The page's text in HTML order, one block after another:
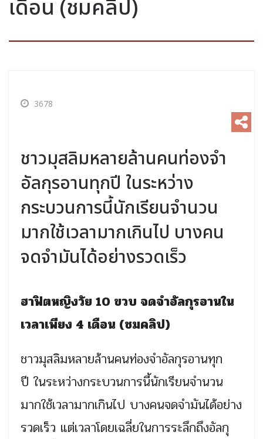
เดือน (ชมคลิป)
3678
ชาวมุสลิมหลายล้านคนท่องจำ
อัลกุรอานทุกปี ในระหว่าง
กระบวนการนี้นักเรียนจำนวน
มากใช้เวลามากเกินไป บางคน
จดจำมันได้อย่างรวดเร็ว
ฮาฟิตหญิงวัย 10 ขวบ จดจำอัลกุรอานใน
เวลาเพียง 4 เดือน (ชมคลิป)
ชาวมุสลิมหลายล้านคนท่องจำอัลกุรอานทุก
ปี ในระหว่างกระบวนการนี้นักเรียนจำนวน
มากใช้เวลามากเกินไป บางคนจดจำมันได้อย่าง
รวดเร็ว แต่เวลาโดยเฉลี่ยในการระลึกถึงอัลกุ